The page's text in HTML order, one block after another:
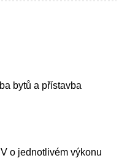
bytů a přístavba
o jednotlivém výkonu